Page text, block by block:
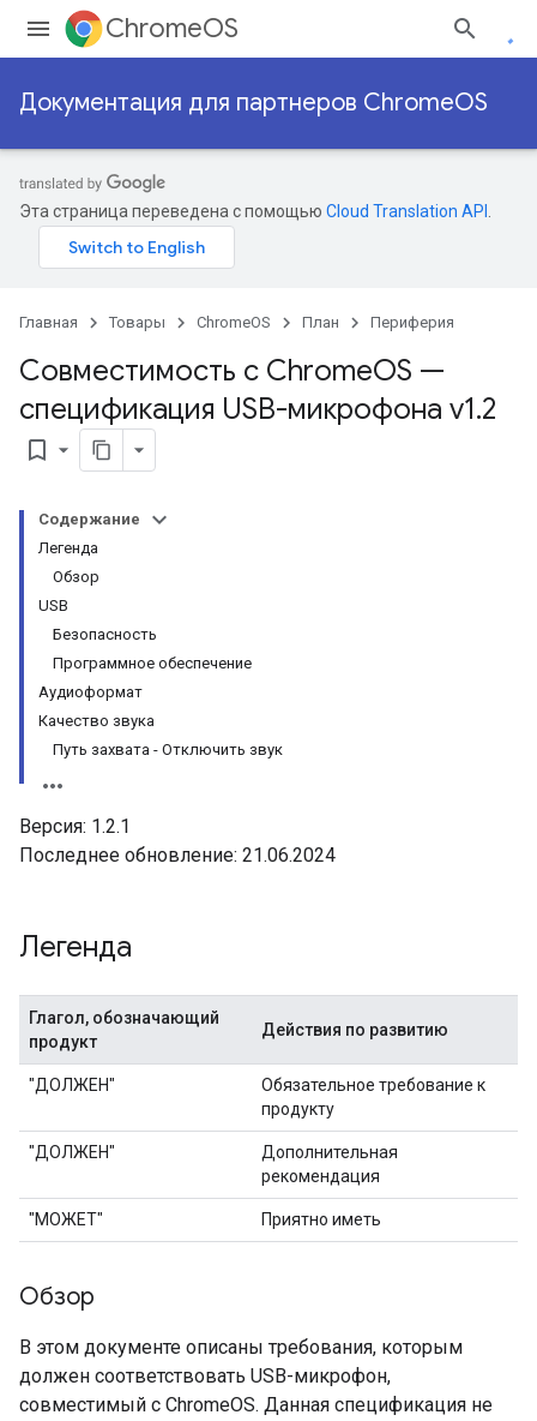
ChromeOS
Документация для партнеров ChromeOS
Эта страница переведена с помощью Cloud Translation API
Главная Товары ChromeOS План Периферия
Совместимость с ChromeOS —
спецификация USB-микрофона v1.2
bookmark_border
Содержание
Легенда
Обзор
USB
Безопасность
Программное обеспечение
Аудиоформат
Качество звука
Путь захвата - Отключить звук
Версия: 1.2.1
Последнее обновление: 21.06.2024
Легенда
Глагол, обозначающий
продукт
Действия по развитию
"ДОЛЖЕН"
Обязательное требование к
продукту
"ДОЛЖЕН"
Дополнительная
рекомендация
"МОЖЕТ" Приятно иметь
Обзор
В этом документе описаны требования, которым
должен соответствовать USB-микрофон,
совместимый с ChromeOS. Данная спецификация не